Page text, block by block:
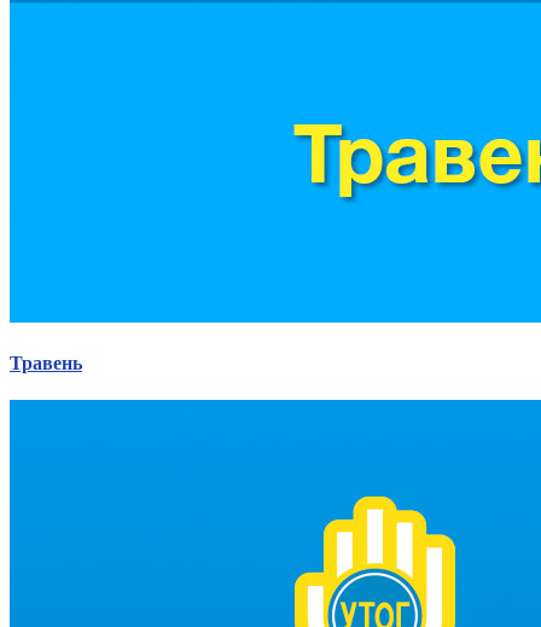
Травень